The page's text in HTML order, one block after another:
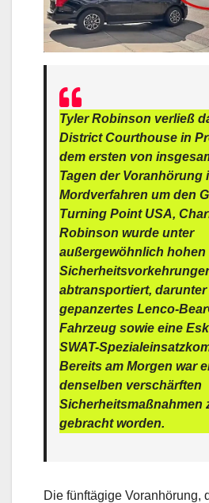
Tyler Robinson verließ
District Courthouse in
dem ersten von
Tagen der Voranhörung
Mordverfahren um den
Turning Point USA,
Robinson wurde unter
außergewöhnlich hohen
abtransportiert, darunter
gepanzertes Lenco-
Fahrzeug sowie eine
SWAT-
Bereits am Morgen war
denselben verschärften
Sicherheitsmaßnahmen
gebracht worden.
Die fünftägige Voranhörung,